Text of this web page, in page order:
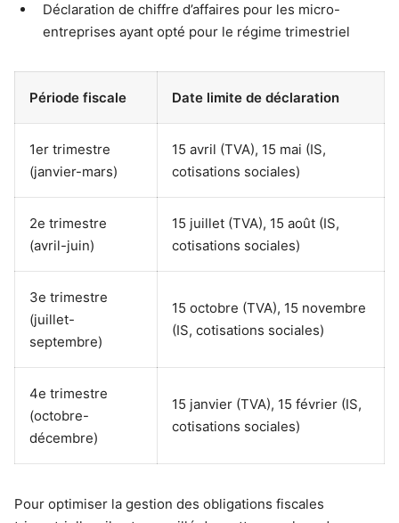
Déclaration de chiffre d’affaires pour les micro-
entreprises ayant opté pour le régime trimestriel
Période fiscale Date limite de déclaration
1er trimestre
(janvier-mars)
15 avril (TVA), 15 mai (IS,
cotisations sociales)
2e trimestre
(avril-juin)
15 juillet (TVA), 15 août (IS,
cotisations sociales)
3e trimestre
(juillet-
septembre)
15 octobre (TVA), 15 novembre
(IS, cotisations sociales)
4e trimestre
(octobre-
décembre)
15 janvier (TVA), 15 février (IS,
cotisations sociales)
Pour optimiser la gestion des obligations fiscales